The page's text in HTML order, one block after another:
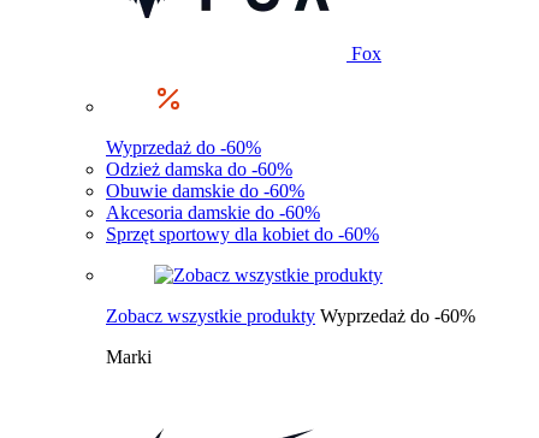
Fox
Wyprzedaż do -60%
Odzież damska do -60%
Obuwie damskie do -60%
Akcesoria damskie do -60%
Sprzęt sportowy dla kobiet do -60%
Zobacz wszystkie produkty Wyprzedaż do -60%
Marki